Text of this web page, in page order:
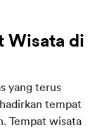
Wisata di
yang terus
tempat
Tempat wisata